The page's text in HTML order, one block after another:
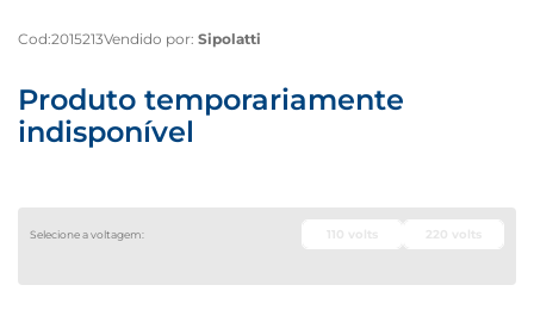
Cod:2015213Vendido por: Sipolatti
Produto temporariamente
indisponível